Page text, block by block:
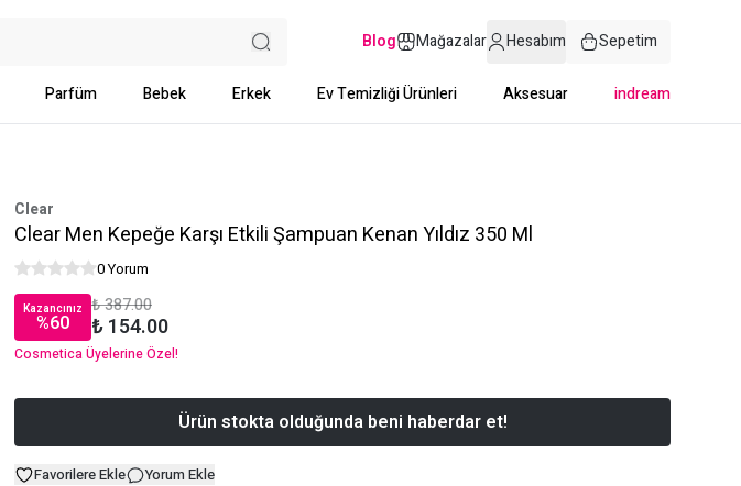
Blog Mağazalar Hesabım Sepetim
Parfüm Bebek Erkek Ev Temizliği Ürünleri Aksesuar indream
Clear
Clear Men Kepeğe Karşı Etkili Şampuan Kenan Yıldız 350 Ml
0 Yorum
Kazancınız
%60
₺ 387.00
₺ 154.00
Cosmetica Üyelerine Özel!
Ürün stokta olduğunda beni haberdar et!
Favorilere Ekle Yorum Ekle